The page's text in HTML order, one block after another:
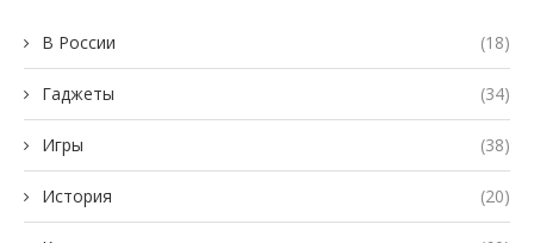
В России (18)
Гаджеты (34)
Игры (38)
История (20)